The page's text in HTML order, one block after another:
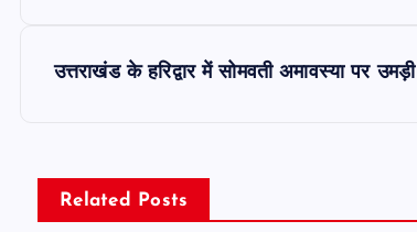
उत्तराखंड के हरिद्वार में सोमवती अमावस्या पर
Related Posts